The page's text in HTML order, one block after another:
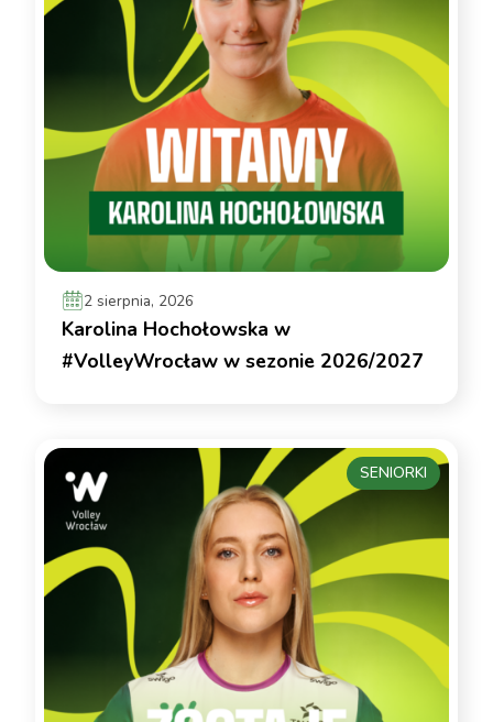
2 sierpnia, 2026
Karolina Hochołowska w
#VolleyWrocław w sezonie 2026/2027
SENIORKI